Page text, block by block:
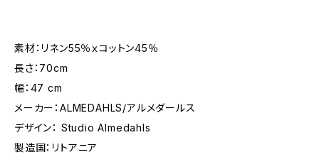
素材：リネン55％ｘコットン45％
長さ：70cm
幅：47 cm
メーカー：ALMEDAHLS/アルメダールス
デザイン： Studio Almedahls
製造国：リトアニア